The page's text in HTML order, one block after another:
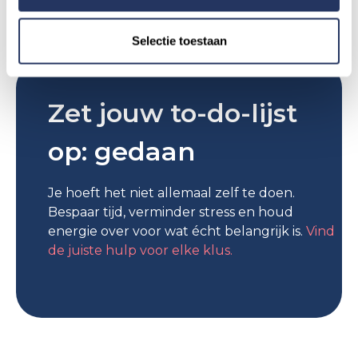
Selectie toestaan
Zet jouw to-do-lijst
op: gedaan
Je hoeft het niet allemaal zelf te doen.
Bespaar tijd, verminder stress en houd
energie over voor wat écht belangrijk is. Vind
de juiste hulp voor elke klus.